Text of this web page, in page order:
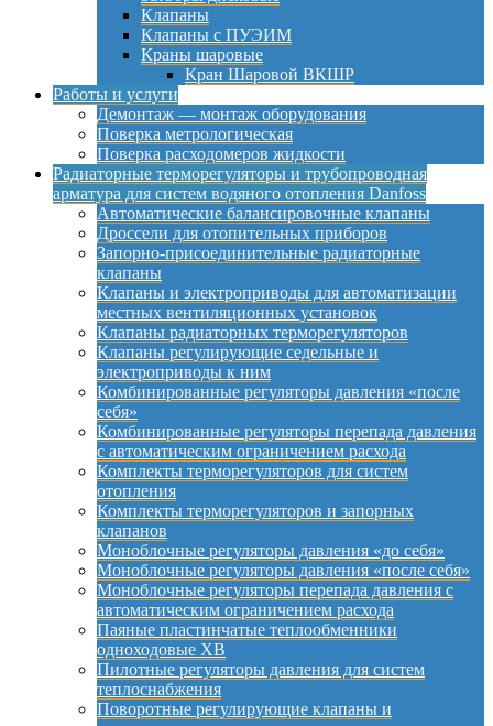
Клапаны
Клапаны с ПУЭИМ
Краны шаровые
Кран Шаровой ВКШР
Работы и услуги
Демонтаж — монтаж оборудования
Поверка метрологическая
Поверка расходомеров жидкости
Радиаторные терморегуляторы и трубопроводная
арматура для систем водяного отопления Danfoss
Автоматические балансировочные клапаны
Дроссели для отопительных приборов
Запорно-присоединительные радиаторные
клапаны
Клапаны и электроприводы для автоматизации
местных вентиляционных установок
Клапаны радиаторных терморегуляторов
Клапаны регулирующие седельные и
электроприводы к ним
Комбинированные регуляторы давления «после
себя»
Комбинированные регуляторы перепада давления
с автоматическим ограничением расхода
Комплекты терморегуляторов для систем
отопления
Комплекты терморегуляторов и запорных
клапанов
Моноблочные регуляторы давления «до себя»
Моноблочные регуляторы давления «после себя»
Моноблочные регуляторы перепада давления с
автоматическим ограничением расхода
Паяные пластинчатые теплообменники
одноходовые XB
Пилотные регуляторы давления для систем
теплоснабжения
Поворотные регулирующие клапаны и